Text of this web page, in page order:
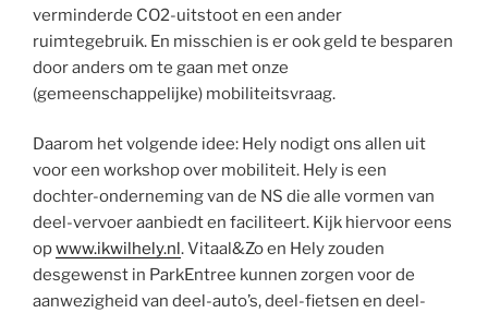
verminderde CO2-uitstoot en een ander
ruimtegebruik. En misschien is er ook geld te besparen
door anders om te gaan met onze
(gemeenschappelijke) mobiliteitsvraag.
Daarom het volgende idee: Hely nodigt ons allen uit
voor een workshop over mobiliteit. Hely is een
dochter-onderneming van de NS die alle vormen van
deel-vervoer aanbiedt en faciliteert. Kijk hiervoor eens
opwww.ikwilhely.nl. Vitaal&Zo en Hely zouden
desgewenst in ParkEntree kunnen zorgen voor de
aanwezigheid van deel-auto’s, deel-fietsen en deel-